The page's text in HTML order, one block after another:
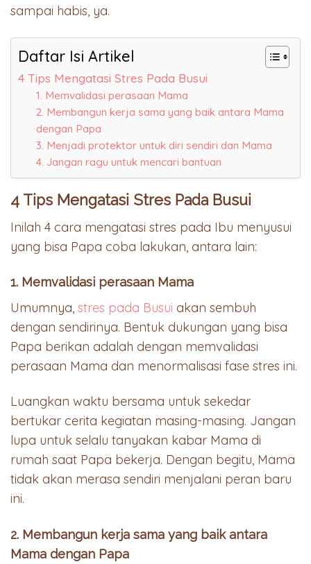
sampai habis, ya.
Daftar Isi Artikel
4 Tips Mengatasi Stres Pada Busui
1. Memvalidasi perasaan Mama
2. Membangun kerja sama yang baik antara Mama
dengan Papa
3. Menjadi protektor untuk diri sendiri dan Mama
4. Jangan ragu untuk mencari bantuan
4 Tips Mengatasi Stres Pada Busui
Inilah 4 cara mengatasi stres pada Ibu menyusui
yang bisa Papa coba lakukan, antara lain:
1. Memvalidasi perasaan Mama
Umumnya, stres pada Busui akan sembuh
dengan sendirinya. Bentuk dukungan yang bisa
Papa berikan adalah dengan memvalidasi
perasaan Mama dan menormalisasi fase stres ini.
Luangkan waktu bersama untuk sekedar
bertukar cerita kegiatan masing-masing. Jangan
lupa untuk selalu tanyakan kabar Mama di
rumah saat Papa bekerja. Dengan begitu, Mama
tidak akan merasa sendiri menjalani peran baru
ini.
2. Membangun kerja sama yang baik antara
Mama dengan Papa